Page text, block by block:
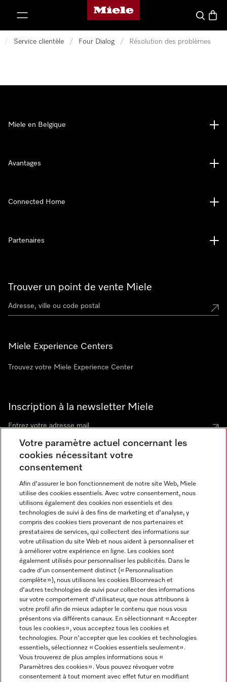
Page d'accueil de Miele
Search
/ Service clientèle / Four Dialog / Résolution des problèmes
Trouver un point de vente Miele
Miele Experience Centers
Trouvez votre Miele Experience Center
Inscription à la newsletter Miele
Contact contact@miele-support.be
Langue
FRANÇAIS
Miele en Belgique
Avantages
Connected Home
Partenaires
Informations légales
CGV
Miele sur Facebook
Miele sur Youtube
Miele sur Instagram
Miele sur Pinterest
Votre paramètre actuel concernant les
cookies nécessitant votre
consentement
Afin d'assurer le bon fonctionnement de notre site Web, Miele
utilise des cookies essentiels. Avec votre consentement, nous
utilisons également des cookies non essentiels et des
technologies de suivi à des fins de marketing et d'analyse, y
compris des cookies tiers provenant de nos partenaires et
prestataires de services, qui collectent des informations sur
votre utilisation du site Web et nous aident à personnaliser et
à améliorer votre expérience en ligne. Les cookies sont
également utilisés pour personnaliser les publicités. Dans le
cadre d'un consentement distinct (« Personnalisation
complète »), nous utilisons les cookies Bloomreach et
d'autres technologies de suivi pour collecter des informations
sur votre comportement d'utilisateur, que nous attribuons à
votre profil afin de mieux adapter le contenu que nous vous
présentons via différents canaux. En sélectionnant « Accepter
tous les cookies », vous acceptez tous les cookies et
technologies. Pour n'accepter que les cookies et technologies
essentiels, sélectionnez « Cookies essentiels seulement».
Vous trouverez de plus amples informations sous «
Paramètres des cookies ». Vous pouvez révoquer votre
consentement à tout moment avec effet futur en modifiant